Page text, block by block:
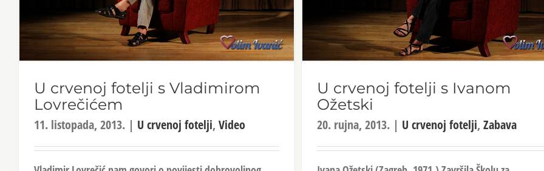
U crvenoj fotelji s Vladimirom
Lovrečićem
11. listopada, 2013. | U crvenoj fotelji, Video
U crvenoj fotelji s Ivanom
Ožetski
20. rujna, 2013. | U crvenoj fotelji, Zabava